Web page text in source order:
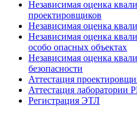
Независимая оценка
проектировщиков
Независимая оценка
Независимая оценка
особо опасных объектах
Независимая оценка
безопасности
Аттестация
Аттестация лаборатории
Регистрация ЭТЛ